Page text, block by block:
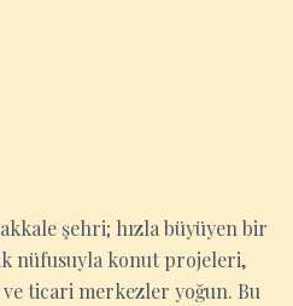
şehri; hızla büyüyen bir
nüfusuyla konut projeleri,
ticari merkezler yoğun. Bu